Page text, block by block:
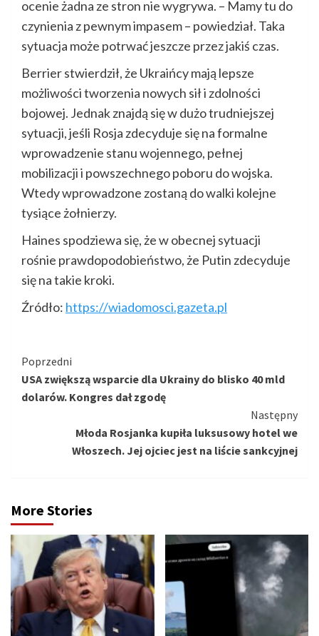
ocenie żadna ze stron nie wygrywa. – Mamy tu do
czynienia z pewnym impasem – powiedział. Taka
sytuacja może potrwać jeszcze przez jakiś czas.
Berrier stwierdził, że Ukraińcy mają lepsze
możliwości tworzenia nowych sił i zdolności
bojowej. Jednak znajdą się w dużo trudniejszej
sytuacji, jeśli Rosja zdecyduje się na formalne
wprowadzenie stanu wojennego, pełnej
mobilizacji i powszechnego poboru do wojska.
Wtedy wprowadzone zostaną do walki kolejne
tysiące żołnierzy.
Haines spodziewa się, że w obecnej sytuacji
rośnie prawdopodobieństwo, że Putin zdecyduje
się na takie kroki.
Źródło: https://wiadomosci.gazeta.pl
Kontynuuj
czytanie
Poprzedni
USA zwiększą wsparcie dla Ukrainy do blisko 40 mld
dolarów. Kongres dał zgodę
Następny
Młoda Rosjanka kupiła luksusowy hotel we
Włoszech. Jej ojciec jest na liście sankcyjnej
More Stories